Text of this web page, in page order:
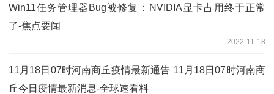
Win11任务管理器Bug被修复：NVIDIA显卡占用终于正常
了-焦点要闻
2022-11-18
11月18日07时河南商丘疫情最新通告 11月18日07时河南商
丘今日疫情最新消息-全球速看料